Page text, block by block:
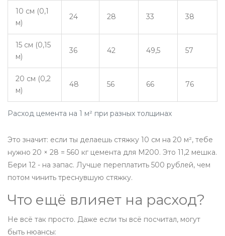
Расход цемента на 1 м² при разных толщинах
10 см (0,1
м)
24 28 33 38
15 см (0,15
м)
36 42 49,5 57
20 см (0,2
м)
48 56 66 76
Это значит: если ты делаешь стяжку 10 см на 20 м², тебе
нужно 20 × 28 = 560 кг цемента для М200. Это 11,2 мешка.
Бери 12 - на запас. Лучше переплатить 500 рублей, чем
потом чинить треснувшую стяжку.
Что ещё влияет на расход?
Не всё так просто. Даже если ты всё посчитал, могут
быть нюансы: